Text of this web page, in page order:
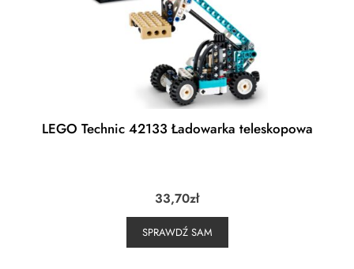
LEGO Technic 42133 Ładowarka teleskopowa
33,70zł
SPRAWDŹ SAM